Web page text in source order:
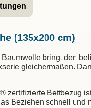
(135x200 cm)
bringt den
gleichermaßen.
zertifizierte Bettbezug
Beziehen schnell und